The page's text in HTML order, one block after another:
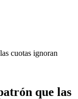
cuotas ignoran
que las